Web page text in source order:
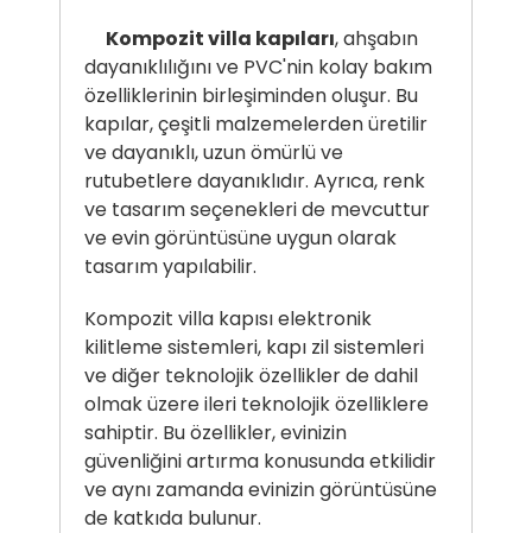
Kompozit villa kapıları, ahşabın
dayanıklılığını ve PVC'nin kolay bakım
özelliklerinin birleşiminden oluşur. Bu
kapılar, çeşitli malzemelerden üretilir
ve dayanıklı, uzun ömürlü ve
rutubetlere dayanıklıdır. Ayrıca, renk
ve tasarım seçenekleri de mevcuttur
ve evin görüntüsüne uygun olarak
tasarım yapılabilir.
Kompozit villa kapısıelektronik
kilitleme sistemleri, kapı zil sistemleri
ve diğer teknolojik özellikler de dahil
olmak üzere ileri teknolojik özelliklere
sahiptir. Bu özellikler, evinizin
güvenliğini artırma konusunda etkilidir
ve aynı zamanda evinizin görüntüsüne
de katkıda bulunur.